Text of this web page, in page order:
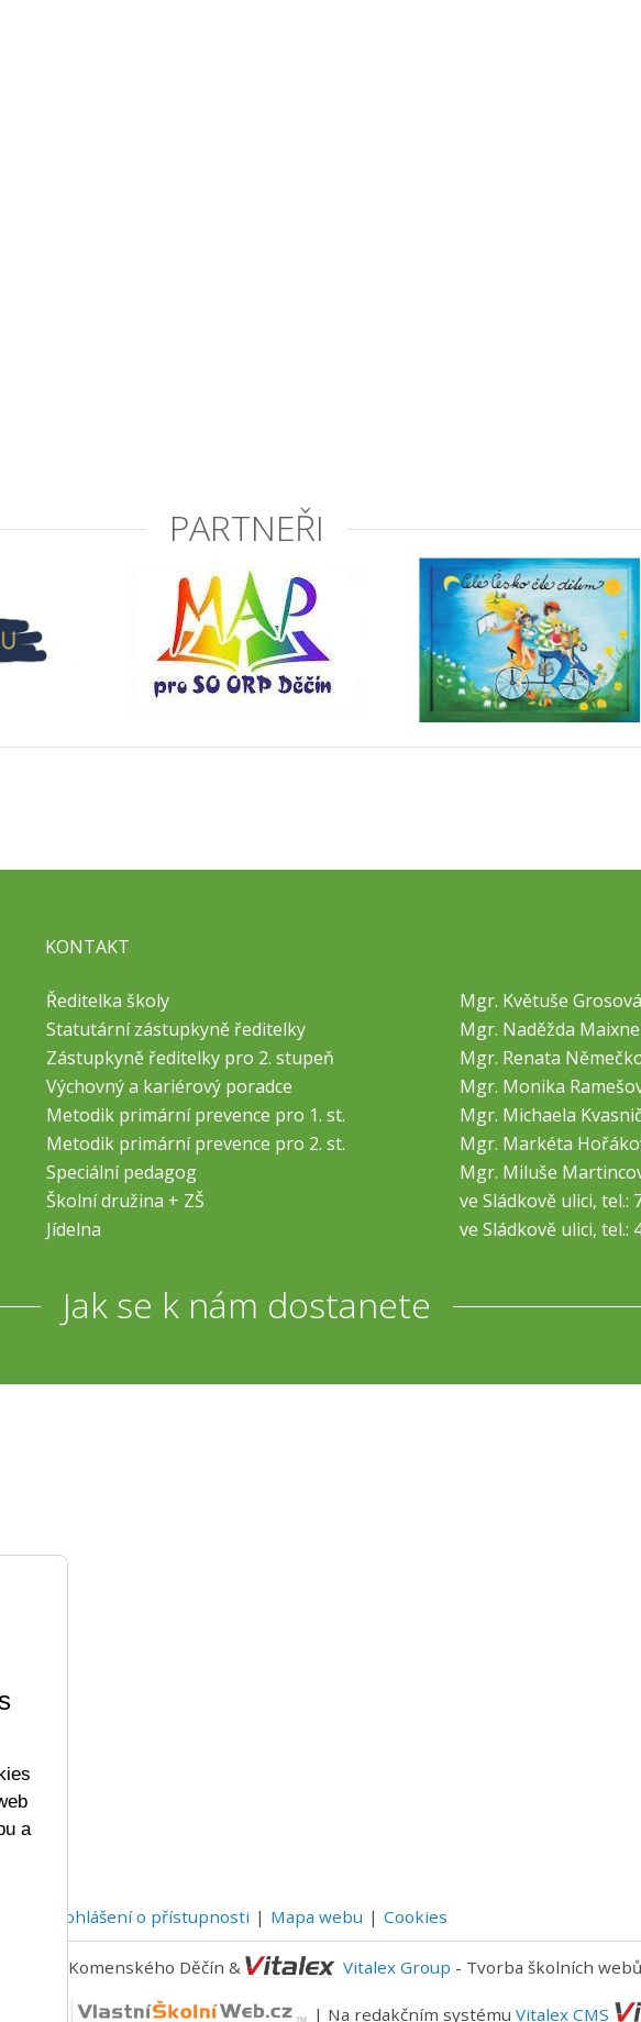
PARTNEŘI
KONTAKT
Ředitelka školy
Mgr. Květuše Grosová
Statutární zástupkyně ředitelky
Mgr. Naděžda
Zástupkyně ředitelky pro 2. stupeň
Mgr. Renata
Výchovný a kariérový poradce
Mgr. Monika
Metodik primární prevence pro 1. st.
Mgr. Michaela
Metodik primární prevence pro 2. st.
Mgr. Markéta
Speciální pedagog
Mgr. Miluše
Školní družina + ZŠ
ve Sládkově ulici, tel.:
Jídelna
ve Sládkově ulici, tel.:
Jak se k nám dostanete
Prohlášení o přístupnosti Mapa webu Cookies
ZŠ Komenského Děčín & Vitalex Group - Tvorba školních webů
| Na redakčním systémuVitalex CMS
a